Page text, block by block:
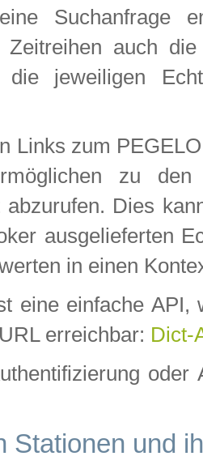
Suchanfrage
Zeitreihen auch
die jeweiligen
Links zum
zu den
abzurufen. Dies
ausgelieferten
in einen
eine einfache API,
erreichbar: Dict-
Stationen und